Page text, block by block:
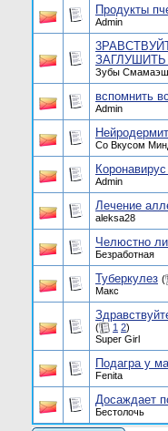
Продукты
Admin
Зубы Смамаэш
вспомнить
Admin
Со Вкусом
Admin
Лечение
aleksa28
Челюстно
Безработная
Туберкулез (
Макс
( 1 2)
Super Girl
Подагра у
Fenita
Досаждает
Бестолочь